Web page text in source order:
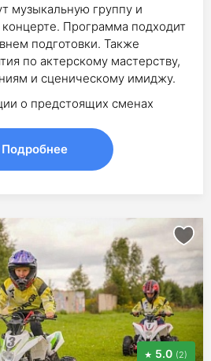
музыкальную группу и
Программа подходит
подготовки. Также
по актерскому мастерству,
и сценическому имиджу.
о предстоящих сменах
Подробнее
5.0 (2)